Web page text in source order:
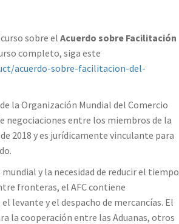
sobre el Acuerdo sobre Facilitación
completo, siga este
acuerdo-sobre-facilitacion-del-
la Organización Mundial del Comercio
negociaciones entre los miembros de la
2018 y es jurídicamente vinculante para
y la necesidad de reducir el tiempo
fronteras, el AFC contiene
levante y el despacho de mercancías. El
la cooperación entre las Aduanas, otros